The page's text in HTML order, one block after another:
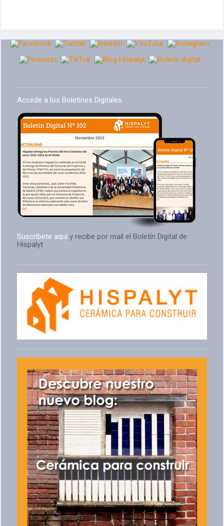
Accede a los Boletines Digitales
Suscríbete aquí y recibe por mail el Boletín Digital de
Hispalyt